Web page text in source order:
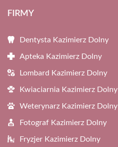
FIRMY
Dentysta Kazimierz Dolny
Apteka Kazimierz Dolny
Lombard Kazimierz Dolny
Kwiaciarnia Kazimierz Dolny
Weterynarz Kazimierz Dolny
Fotograf Kazimierz Dolny
Fryzjer Kazimierz Dolny